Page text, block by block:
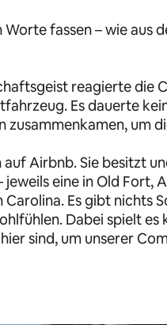
fassen – wie aus
reagierte die
Es dauerte
um
Airbnb. Sie besitzt
eine in Old Fort,
Es gibt nichts
Dabei spielt es
sind, um unserer